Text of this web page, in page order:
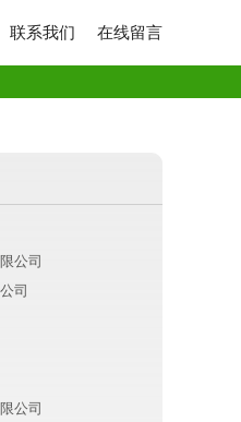
联系我们 在线留言
公司
司
公司